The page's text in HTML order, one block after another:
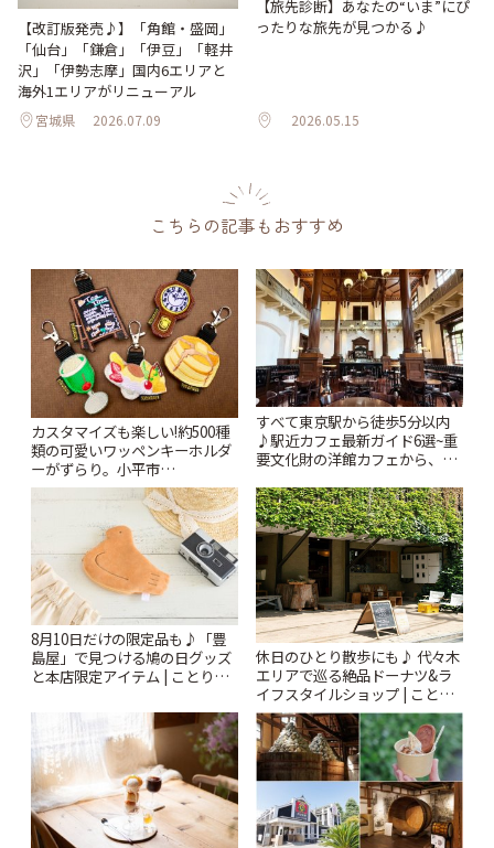
【改訂版発売♪】「角館・盛岡」
「仙台」「鎌倉」「伊豆」「軽井
沢」「伊勢志摩」国内6エリアと
海外1エリアがリニューアル
宮城県 2026.07.09
【旅先診断】あなたの“いま”にぴ
ったりな旅先が見つかる♪
2026.05.15
こちらの記事もおすすめ
カスタマイズも楽しい!約500種
類の可愛いワッペンキーホルダ
ーがずらり。小平市
「Kimamaya T&K」 | ことりっ
すべて東京駅から徒歩5分以内
♪駅近カフェ最新ガイド6選~重
要文化財の洋館カフェから、改
りっぷ
8月10日だけの限定品も♪「豊
島屋」で見つける鳩の日グッズ
と本店限定アイテム | ことりっ
休日のひとり散歩にも♪ 代々木
エリアで巡る絶品ドーナツ&ラ
イフスタイルショップ | ことり
っぷ